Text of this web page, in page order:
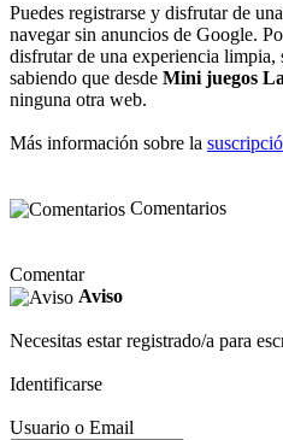
Puedes registrarse y disfrutar de una
navegar sin anuncios de Google.
disfrutar de una experiencia limpia,
sabiendo que desde Mini juegos
ninguna otra web.
Más información sobre la
Comentarios
Comentar
Aviso
Necesitas estar registrado/a para
Identificarse
Usuario o Email